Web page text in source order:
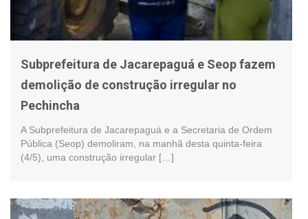
Subprefeitura de Jacarepaguá e Seop fazem
demolição de construção irregular no
Pechincha
A Subprefeitura de Jacarepaguá e a Secretaria de Ordem
Pública (Seop) demoliram, na manhã desta quinta-feira
(4/5), uma construção irregular […]